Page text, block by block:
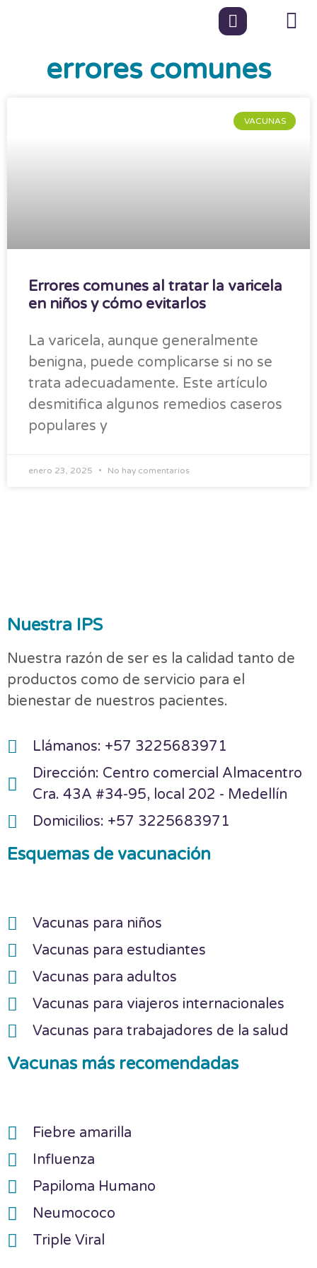
errores comunes
VACUNAS
Errores comunes al tratar la varicela
en niños y cómo evitarlos
La varicela, aunque generalmente
benigna, puede complicarse si no se
trata adecuadamente. Este artículo
desmitifica algunos remedios caseros
populares y
enero 23, 2025 No hay comentarios
Nuestra IPS
Nuestra razón de ser es la calidad tanto de
productos como de servicio para el
bienestar de nuestros pacientes.
Llámanos: +57 3225683971
Dirección: Centro comercial Almacentro
Cra. 43A #34-95, local 202 - Medellín
Domicilios: +57 3225683971
Esquemas de vacunación
Vacunas para niños
Vacunas para estudiantes
Vacunas para adultos
Vacunas para viajeros internacionales
Vacunas para trabajadores de la salud
Vacunas más recomendadas
Fiebre amarilla
Influenza
Papiloma Humano
Neumococo
Triple Viral